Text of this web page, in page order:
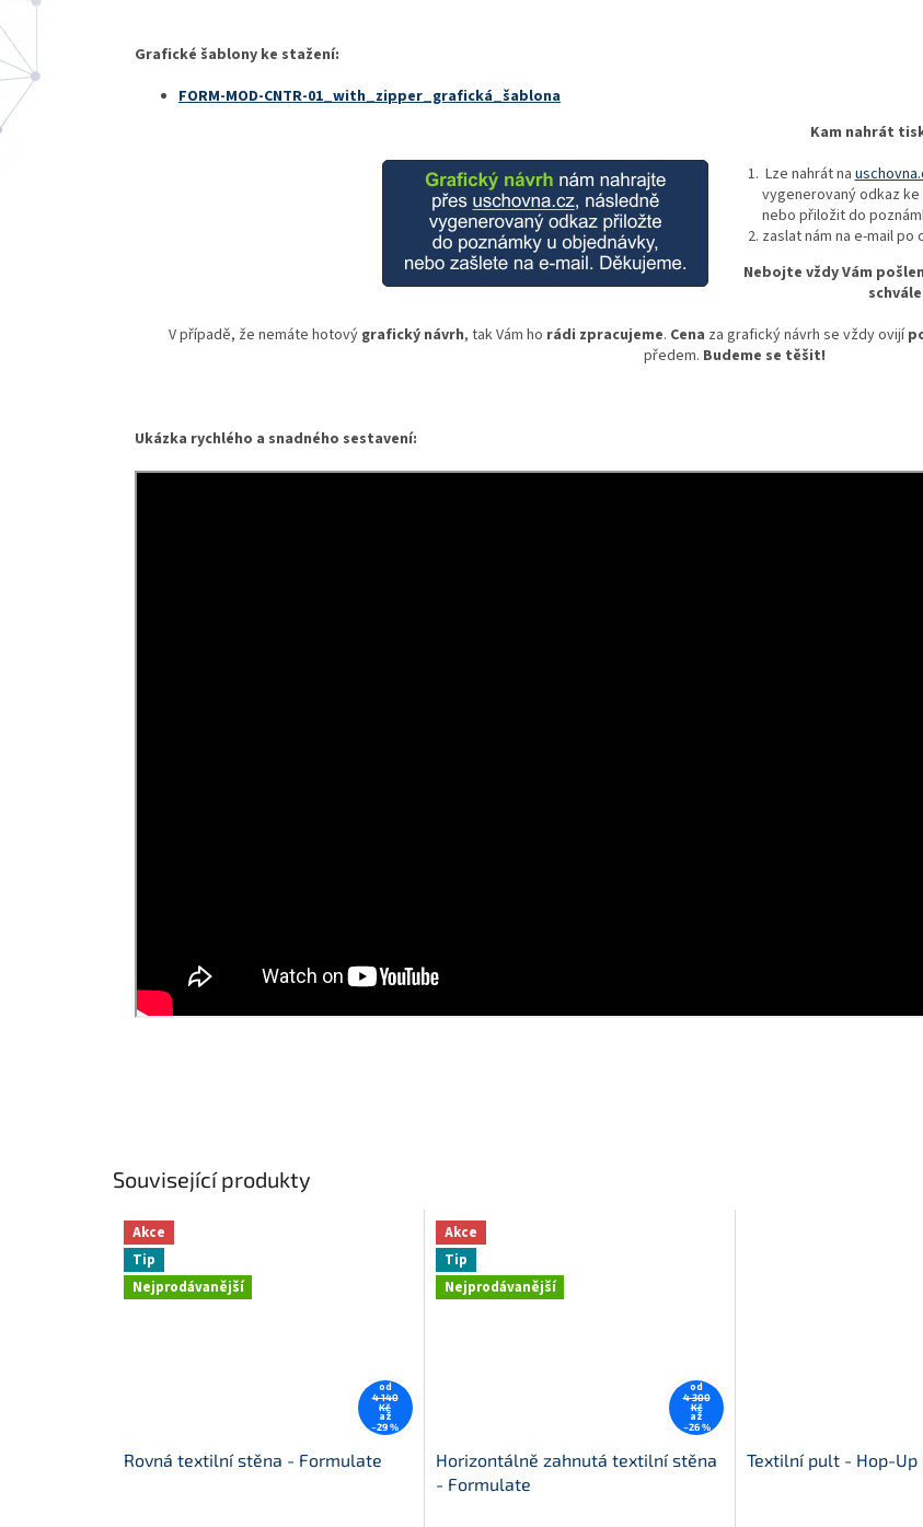
Související produkty
Akce
Tip
Nejprodávanější
od
4 140
Kč
až
–29 %
Rovná textilní stěna - Formulate
Akce
Tip
Nejprodávanější
od
4 300
Kč
až
–26 %
Horizontálně zahnutá textilní stěna
- Formulate
Textilní pult - Hop-Up
Grafické šablony ke stažení:
FORM-MOD-CNTR-01_with_zipper_grafická_šablona
Kam nahrát
Lze nahrát na
vygenerovaný odkaz
nebo přiložit do
zaslat nám na e-mail po
Nebojte vždy Vám
V případě, že nemáte hotový grafický návrh, tak Vám ho rádi zpracujeme. Cena za grafický návrh se vždy ovijí
předem. Budeme se těšit!
Ukázka rychlého a snadného sestavení: